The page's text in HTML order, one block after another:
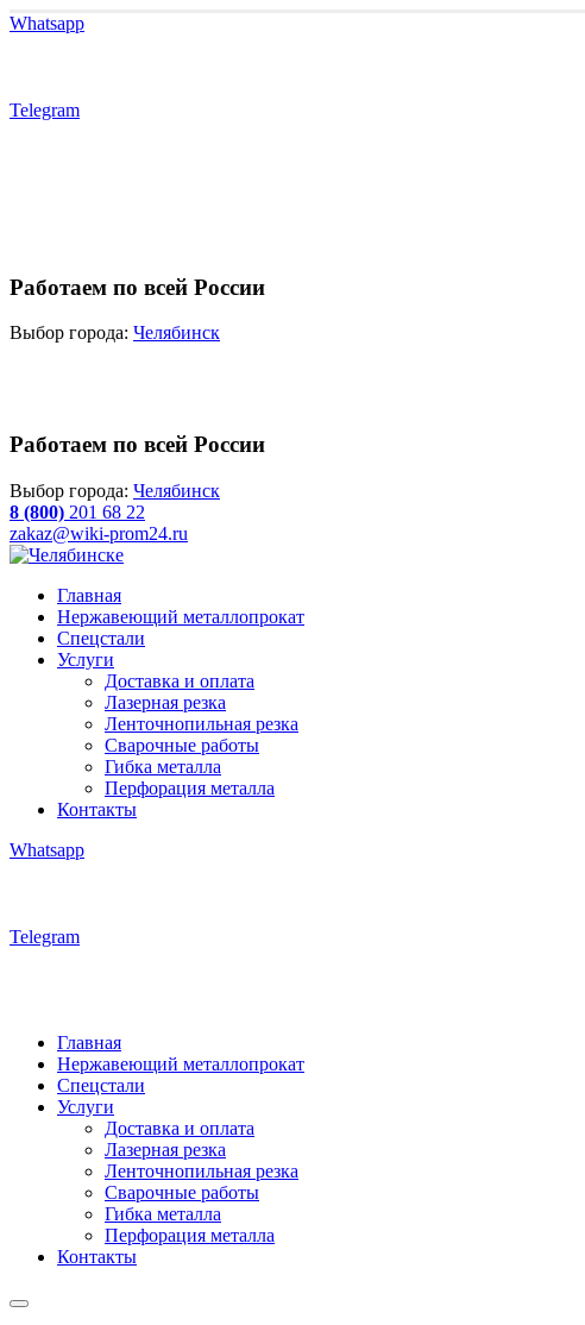
Whatsapp
Telegram
Работаем по всей России
Выбор города: Челябинск
Работаем по всей России
Выбор города: Челябинск
8 (800) 201 68 22
zakaz@wiki-prom24.ru
Главная
Нержавеющий металлопрокат
Спецстали
Услуги
Доставка и оплата
Лазерная резка
Ленточнопильная резка
Сварочные работы
Гибка металла
Перфорация металла
Контакты
Whatsapp
Telegram
Главная
Нержавеющий металлопрокат
Спецстали
Услуги
Доставка и оплата
Лазерная резка
Ленточнопильная резка
Сварочные работы
Гибка металла
Перфорация металла
Контакты